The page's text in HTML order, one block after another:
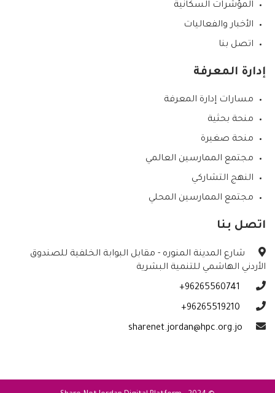
المؤشرات السكانية
الأخبار والفعاليات
اتصل بنا
إدارة المعرفة
مسارات إدارة المعرفة
منحة بحثية
منحة صغيرة
مجتمع الممارسين العالمي
النهج التشاركي
مجتمع الممارسين المحلي
اتصل بنا
شارع المدينة المنوره - مقابل البوابة الخلفية للصندوق
الأردني الهاشمي للتنمية البشرية
sharenet.jordan@hpc.org.jo